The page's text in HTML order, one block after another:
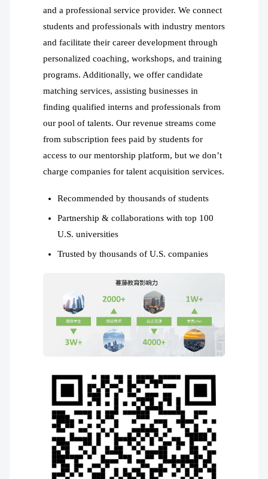
and a professional service provider. We connect
students and professionals with industry mentors
and facilitate their career development through
personalized coaching, workshops, and training
programs. Additionally, we offer candidate
matching services, assisting businesses in
finding qualified interns and professionals from
our pool of talents. Our revenue streams come
from subscription fees paid by students for
access to our mentorship platform, but we don’t
charge companies for talent acquisition services.
Recommended by thousands of students
Partnership & collaborations with top 100
U.S. universities
Trusted by thousands of U.S. companies​